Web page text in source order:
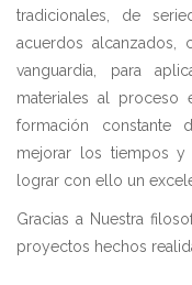
tradicionales, de
acuerdos alcanzados,
vanguardia, para
materiales al proceso
formación constante
mejorar los tiempos y
lograr con ello un
Gracias a Nuestra
proyectos hechos